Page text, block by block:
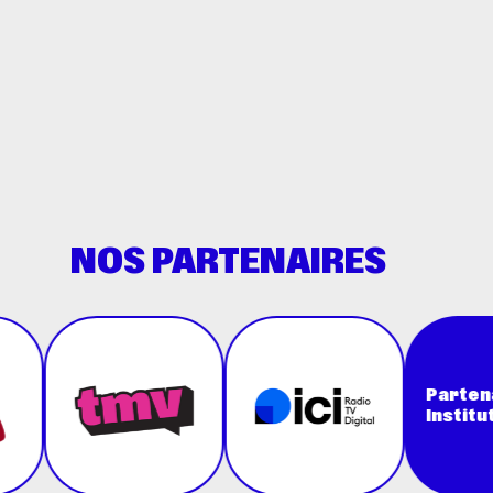
NOS PARTENAIRES
Partenaires
Institutionnels